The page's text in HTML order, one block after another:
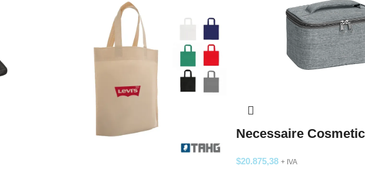
Necessaire
$20.875,38 + IVA